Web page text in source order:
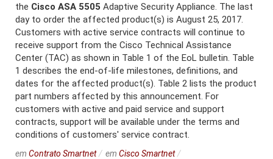
the Cisco ASA 5505 Adaptive Security Appliance. The last
day to order the affected product(s) is August 25, 2017.
Customers with active service contracts will continue to
receive support from the Cisco Technical Assistance
Center (TAC) as shown in Table 1 of the EoL bulletin. Table
1 describes the end-of-life milestones, definitions, and
dates for the affected product(s). Table 2 lists the product
part numbers affected by this announcement. For
customers with active and paid service and support
contracts, support will be available under the terms and
conditions of customers' service contract.
em Contrato Smartnet em Cisco Smartnet